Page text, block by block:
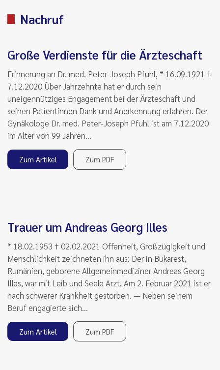
Nachruf
Große Verdienste für die Ärzteschaft
Erinnerung an Dr. med. Peter-Joseph Pfuhl, * 16.09.1921 †
7.12.2020 Über Jahrzehnte hat er durch sein
uneigennütziges Engagement bei der Ärzteschaft und
seinen Patientinnen Dank und Anerkennung erfahren. Der
Gynäkologe Dr. med. Peter-Joseph Pfuhl ist am 7.12.2020
im Alter von 99 Jahren…
Zum Artikel Zum PDF
Trauer um Andreas Georg Illes
* 18.02.1953 † 02.02.2021 Offenheit, Großzügigkeit und
Menschlichkeit zeichneten ihn aus: Der in Bukarest,
Rumänien, geborene Allgemeinmediziner Andreas Georg
Illes, war mit Leib und Seele Arzt. Am 2. Februar 2021 ist er
nach schwerer Krankheit gestorben. — Neben seinem
Beruf engagierte sich…
Zum Artikel Zum PDF